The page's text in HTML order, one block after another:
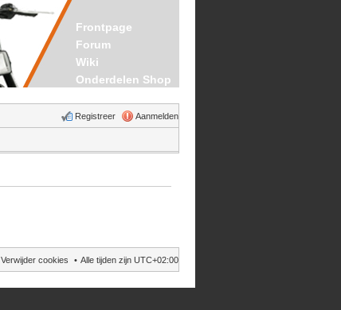
Frontpage
Forum
Wiki
Onderdelen Shop
Aanmelden
Registreer
Alle tijden zijn UTC+02:00
Verwijder cookies